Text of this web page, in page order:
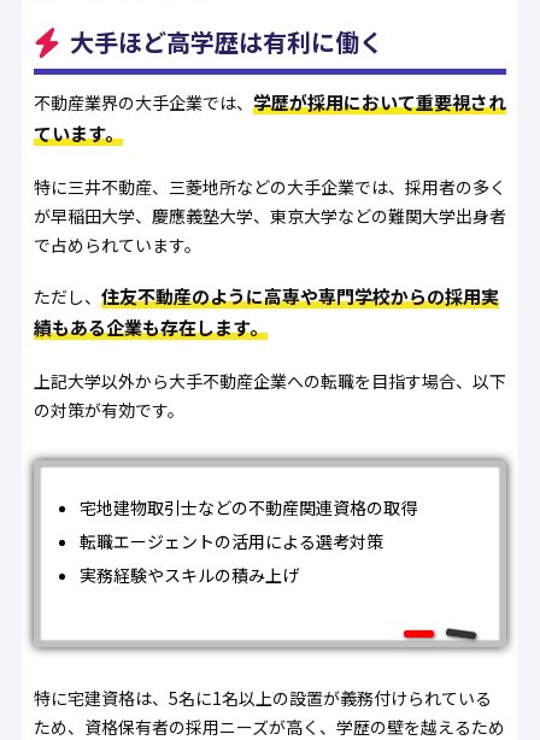
大手ほど高学歴は有利に働く
不動産業界の大手企業では、 学歴が採用において重要視され
ています。
特に三井不動産、三菱地所などの大手企業では、採用者の多く
が早稲田大学、慶應義塾大学、東京大学などの難関大学出身者
で占められています。
ただし、 住友不動産のように高専や専門学校からの採用実
績もある企業も存在します。
上記大学以外から大手不動産企業への転職を目指す場合、以下
の対策が有効です。
宅地建物取引士などの不動産関連資格の取得
転職エージェントの活用による選考対策
実務経験やスキルの積み上げ
特に宅建資格は、5名に1名以上の設置が義務付けられている
ため、資格保有者の採用ニーズが高く、学歴の壁を越えるため